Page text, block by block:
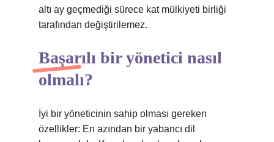
altı ay geçmediği sürece kat mülkiyeti birliği
tarafından değiştirilemez.
Başarılı bir yönetici nasıl
olmalı?
İyi bir yöneticinin sahip olması gereken
özellikler: En azından bir yabancı dil